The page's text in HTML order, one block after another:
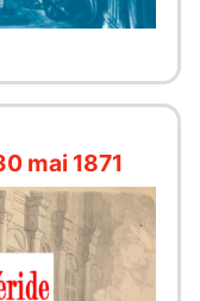
mai 1871